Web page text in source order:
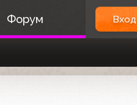
Форум Вход